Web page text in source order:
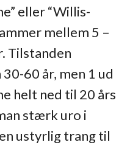
eller “Willis-
mellem 5 –
Tilstanden
60 år, men 1 ud
helt ned til 20 års
stærk uro i
ustyrlig trang til